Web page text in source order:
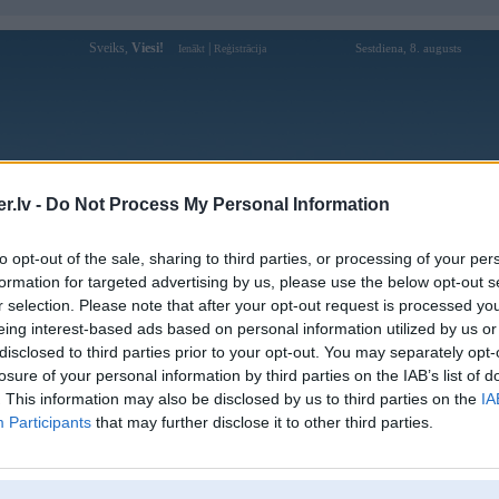
- Do Not Process My Personal Information
opt-out of the sale, sharing to third parties, or processing of your
for targeted advertising by us, please use the below opt-out
selection. Please note that after your opt-out request is processed
interest-based ads based on personal information utilized by us
to third parties prior to your opt-out. You may separately
of your personal information by third parties on the IAB’s list of
This information may also be disclosed by us to third parties on the
Participants that may further disclose it to other third parties.
Sveiks, Viesi! Ienākt Reģistrācija Sestdiena, 8. augusts
Forums Galerijas Reģistrācija Lietotāji
Lietotāja zik88world profils
Lietotājvārds:
zik88world
Ziņojumi forumā:
0
Pēdējie ziņojumi forumā